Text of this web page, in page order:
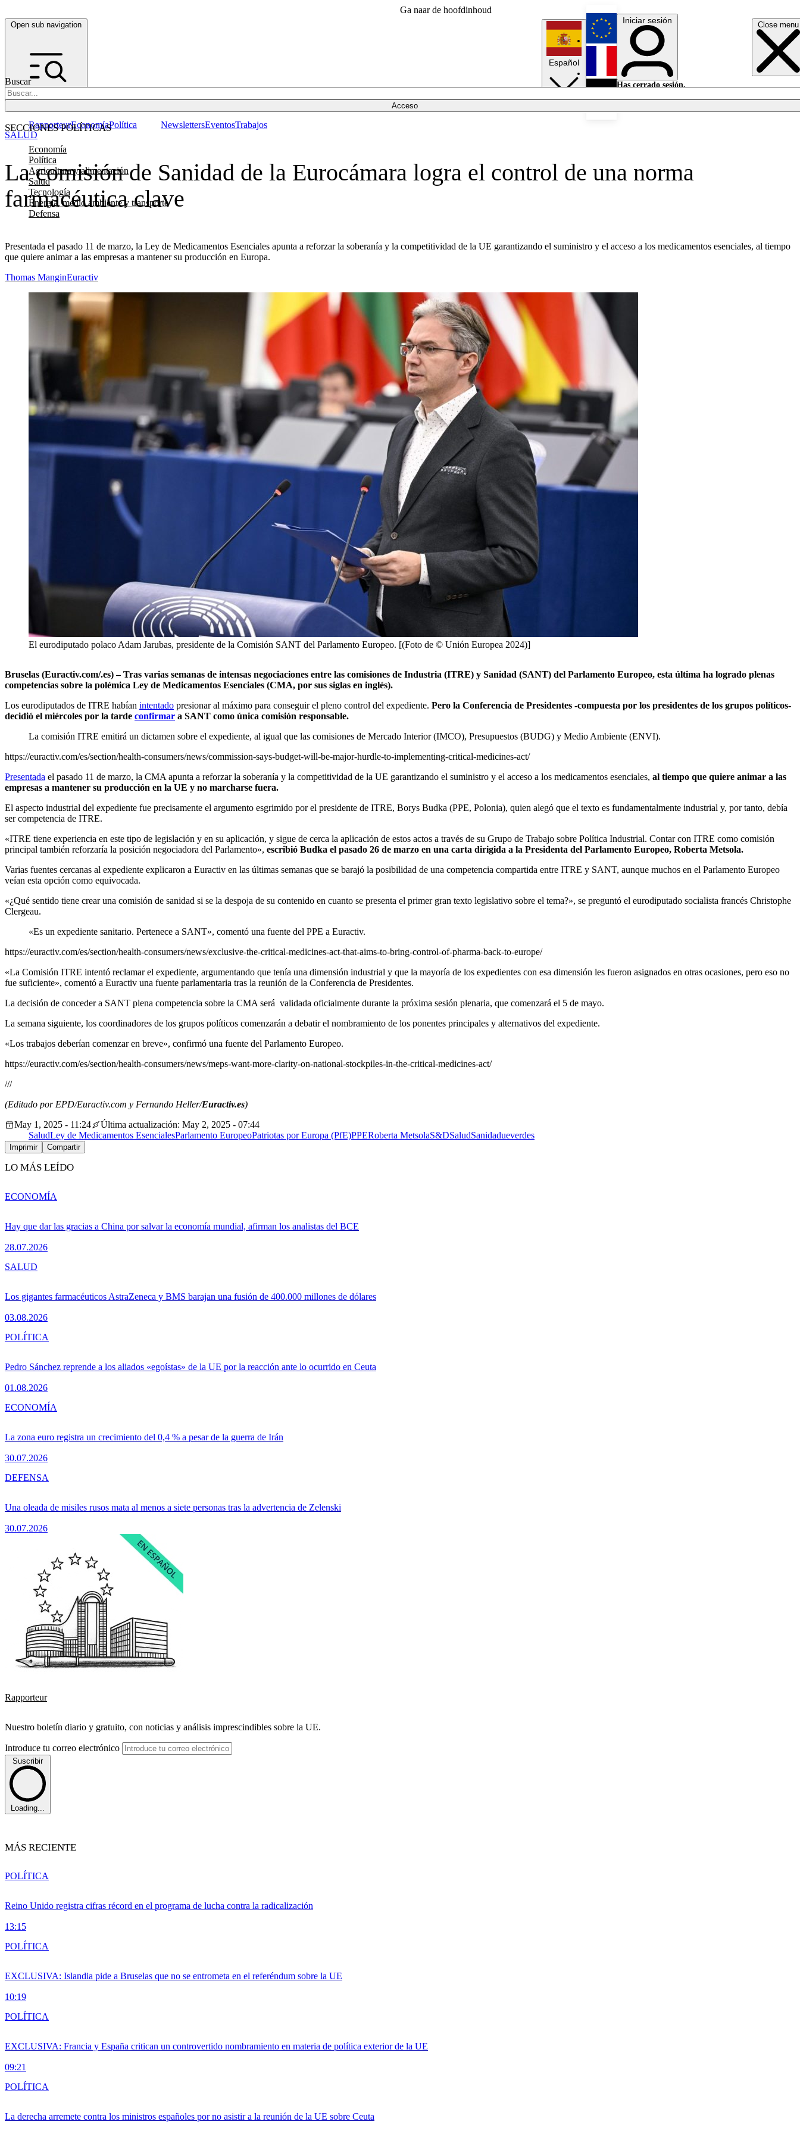
Ga naar de hoofdinhoud
Open sub navigation Close menu
Buscar
Acceso
SECCIONES POLÍTICAS
Economía
Política
Agricultura y alimentación
Salud
Tecnología
Energía, medio ambiente y transporte
Defensa
RapporteurEconomíaPolítica NewslettersEventosTrabajos
Español
English
Français
Iniciar sesión
Has cerrado sesión.
La comisión de Sanidad de la Eurocámara logra el control de una norma
farmacéutica clave
Presentada el pasado 11 de marzo, la Ley de Medicamentos Esenciales apunta a reforzar la soberanía y la competitividad de la UE garantizando el suministro y el acceso a los medicamentos esenciales, al tiempo
que quiere animar a las empresas a mantener su producción en Europa.
SALUD
Thomas ManginEuractiv
El eurodiputado polaco Adam Jarubas, presidente de la Comisión SANT del Parlamento Europeo. [(Foto de © Unión Europea 2024)]
Bruselas (Euractiv.com/.es) – Tras varias semanas de intensas negociaciones entre las comisiones de Industria (ITRE) y Sanidad (SANT) del Parlamento Europeo, esta última ha logrado plenas
competencias sobre la polémica Ley de Medicamentos Esenciales (CMA, por sus siglas en inglés).
Los eurodiputados de ITRE habían intentado presionar al máximo para conseguir el pleno control del expediente. Pero la Conferencia de Presidentes -compuesta por los presidentes de los grupos políticos-
decidió el miércoles por la tarde confirmar a SANT como única comisión responsable.
La comisión ITRE emitirá un dictamen sobre el expediente, al igual que las comisiones de Mercado Interior (IMCO), Presupuestos (BUDG) y Medio Ambiente (ENVI).
https://euractiv.com/es/section/health-consumers/news/commission-says-budget-will-be-major-hurdle-to-implementing-critical-medicines-act/
Presentada el pasado 11 de marzo, la CMA apunta a reforzar la soberanía y la competitividad de la UE garantizando el suministro y el acceso a los medicamentos esenciales, al tiempo que quiere animar a las
empresas a mantener su producción en la UE y no marcharse fuera.
El aspecto industrial del expediente fue precisamente el argumento esgrimido por el presidente de ITRE, Borys Budka (PPE, Polonia), quien alegó que el texto es fundamentalmente industrial y, por tanto, debía
ser competencia de ITRE.
«ITRE tiene experiencia en este tipo de legislación y en su aplicación, y sigue de cerca la aplicación de estos actos a través de su Grupo de Trabajo sobre Política Industrial. Contar con ITRE como comisión
principal también reforzaría la posición negociadora del Parlamento», escribió Budka el pasado 26 de marzo en una carta dirigida a la Presidenta del Parlamento Europeo, Roberta Metsola.
Varias fuentes cercanas al expediente explicaron a Euractiv en las últimas semanas que se barajó la posibilidad de una competencia compartida entre ITRE y SANT, aunque muchos en el Parlamento Europeo
veían esta opción como equivocada.
«¿Qué sentido tiene crear una comisión de sanidad si se la despoja de su contenido en cuanto se presenta el primer gran texto legislativo sobre el tema?», se preguntó el eurodiputado socialista francés Christophe
Clergeau.
«Es un expediente sanitario. Pertenece a SANT», comentó una fuente del PPE a Euractiv.
https://euractiv.com/es/section/health-consumers/news/exclusive-the-critical-medicines-act-that-aims-to-bring-control-of-pharma-back-to-europe/
«La Comisión ITRE intentó reclamar el expediente, argumentando que tenía una dimensión industrial y que la mayoría de los expedientes con esa dimensión les fueron asignados en otras ocasiones, pero eso no
fue suficiente», comentó a Euractiv una fuente parlamentaria tras la reunión de la Conferencia de Presidentes.
La decisión de conceder a SANT plena competencia sobre la CMA será validada oficialmente durante la próxima sesión plenaria, que comenzará el 5 de mayo.
La semana siguiente, los coordinadores de los grupos políticos comenzarán a debatir el nombramiento de los ponentes principales y alternativos del expediente.
«Los trabajos deberían comenzar en breve», confirmó una fuente del Parlamento Europeo.
https://euractiv.com/es/section/health-consumers/news/meps-want-more-clarity-on-national-stockpiles-in-the-critical-medicines-act/
///
(Editado por EPD/Euractiv.com y Fernando Heller/Euractiv.es)
May 1, 2025 - 11:24
Última actualización: May 2, 2025 - 07:44
SaludLey de Medicamentos EsencialesParlamento EuropeoPatriotas por Europa (PfE)PPERoberta MetsolaS&DSaludSanidadueverdes
Imprimir Compartir
LO MÁS LEÍDO
Hay que dar las gracias a China por salvar la economía mundial, afirman los analistas del BCE
28.07.2026
ECONOMÍA
Los gigantes farmacéuticos AstraZeneca y BMS barajan una fusión de 400.000 millones de dólares
03.08.2026
SALUD
Pedro Sánchez reprende a los aliados «egoístas» de la UE por la reacción ante lo ocurrido en Ceuta
01.08.2026
POLÍTICA
La zona euro registra un crecimiento del 0,4 % a pesar de la guerra de Irán
30.07.2026
ECONOMÍA
Una oleada de misiles rusos mata al menos a siete personas tras la advertencia de Zelenski
30.07.2026
DEFENSA
Rapporteur
Nuestro boletín diario y gratuito, con noticias y análisis imprescindibles sobre la UE.
Introduce tu correo electrónico
Suscribir
Loading...
MÁS RECIENTE
Reino Unido registra cifras récord en el programa de lucha contra la radicalización
13:15
POLÍTICA
EXCLUSIVA: Islandia pide a Bruselas que no se entrometa en el referéndum sobre la UE
10:19
POLÍTICA
EXCLUSIVA: Francia y España critican un controvertido nombramiento en materia de política exterior de la UE
09:21
POLÍTICA
La derecha arremete contra los ministros españoles por no asistir a la reunión de la UE sobre Ceuta
POLÍTICA